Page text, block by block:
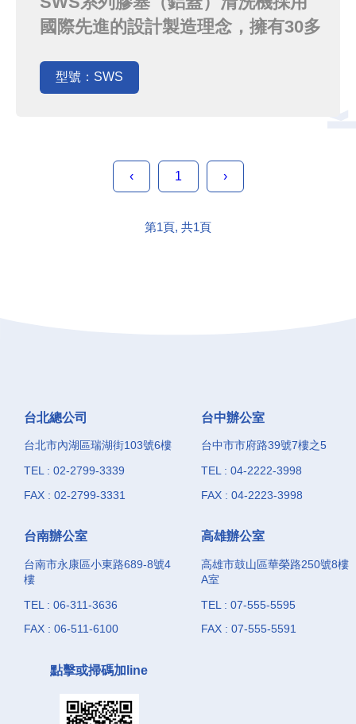
國際先進的設計製造理念，擁有30多
PICS cGMP和美國FDA的國際標準
要求。
型號：SWS
‹ 1 ›
第1頁, 共1頁
台北總公司
台北市內湖區瑞湖街103號6樓
TEL : 02-2799-3339
FAX : 02-2799-3331
台中辦公室
台中市市府路39號7樓之5
TEL : 04-2222-3998
FAX : 04-2223-3998
台南辦公室
台南市永康區小東路689-8號4
樓
TEL : 06-311-3636
FAX : 06-511-6100
高雄辦公室
高雄市鼓山區華榮路250號8樓
A室
TEL : 07-555-5595
FAX : 07-555-5591
點擊或掃碼加line